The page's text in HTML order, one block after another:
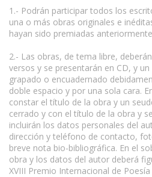
1.- Podrán participar todos los
una o más obras originales e
hayan sido premiadas
2.- Las obras, de tema libre,
versos y se presentarán en CD, y
grapado o encuadernado
doble espacio y por una sola cara.
constar el título de la obra y un
cerrado y con el título de la obra y
incluirán los datos personales del
dirección y teléfono de contacto,
breve nota bio-bibliográfica. En el
obra y los datos del autor deberá
XVIII Premio Internacional de